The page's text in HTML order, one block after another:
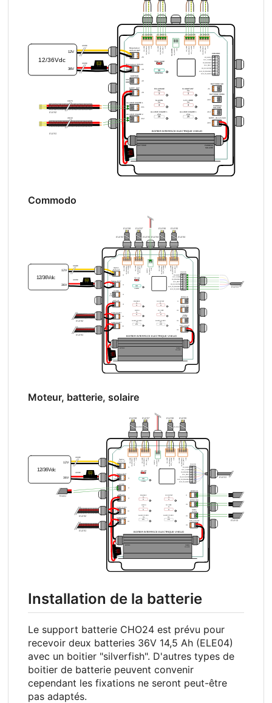
Commodo
Moteur, batterie, solaire
Installation de la batterie
Le support batterie CHO24 est prévu pour
recevoir deux batteries 36V 14,5 Ah (ELE04)
avec un boitier "silverfish". D'autres types de
boitier de batterie peuvent convenir
cependant les fixations ne seront peut-être
pas adaptés.